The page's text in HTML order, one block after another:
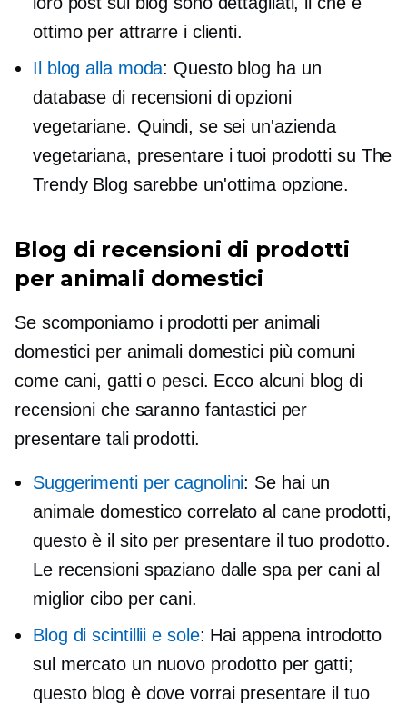
ottimo per attrarre i clienti.
Il blog alla moda: Questo blog ha un
database di recensioni di opzioni
vegetariane. Quindi, se sei un'azienda
vegetariana, presentare i tuoi prodotti su The
Trendy Blog sarebbe un'ottima opzione.
Blog di recensioni di prodotti
per animali domestici
Se scomponiamo i prodotti per animali
domestici per animali domestici più comuni
come cani, gatti o pesci. Ecco alcuni blog di
recensioni che saranno fantastici per
presentare tali prodotti.
Suggerimenti per cagnolini: Se hai un
animale domesticocorrelato al caneprodotti,
questo è il sito per presentare il tuo prodotto.
Le recensioni spaziano dalle spa per cani al
miglior cibo per cani.
Blog di scintillii e sole: Hai appena introdotto
sul mercato un nuovo prodotto per gatti;
questo blog è dove vorrai presentare il tuo